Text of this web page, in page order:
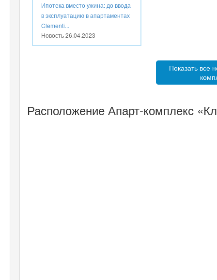
Ипотека вместо ужина: до ввода
в эксплуатацию в апартаментах
Clementi...
Новость26.04.2023
Показать все
Расположение Апарт-комплекс